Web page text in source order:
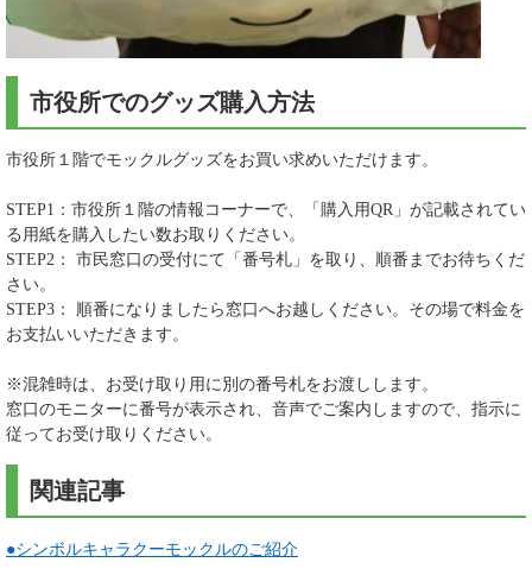
市役所でのグッズ購入方法
市役所１階でモックルグッズをお買い求めいただけます。
STEP1：市役所１階の情報コーナーで、「購入用QR」が記載されてい
る用紙を購入したい数お取りください。
STEP2： 市民窓口の受付にて「番号札」を取り、順番までお待ちくだ
さい。
STEP3： 順番になりましたら窓口へお越しください。その場で料金を
お支払いいただきます。
※混雑時は、お受け取り用に別の番号札をお渡しします。
窓口のモニターに番号が表示され、音声でご案内しますので、指示に
従ってお受け取りください。
関連記事
●シンボルキャラクーモックルのご紹介